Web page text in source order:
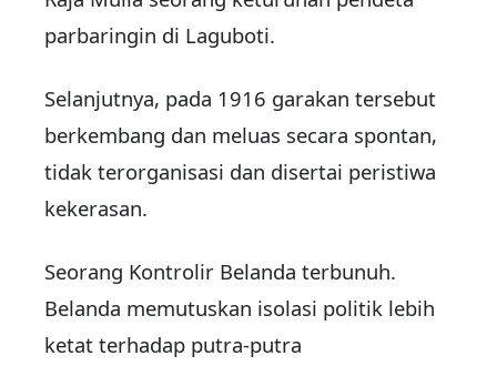
parbaringin di Laguboti.
Selanjutnya, pada 1916 garakan tersebut
berkembang dan meluas secara spontan,
tidak terorganisasi dan disertai peristiwa
kekerasan.
Seorang Kontrolir Belanda terbunuh.
Belanda memutuskan isolasi politik lebih
ketat terhadap putra-putra